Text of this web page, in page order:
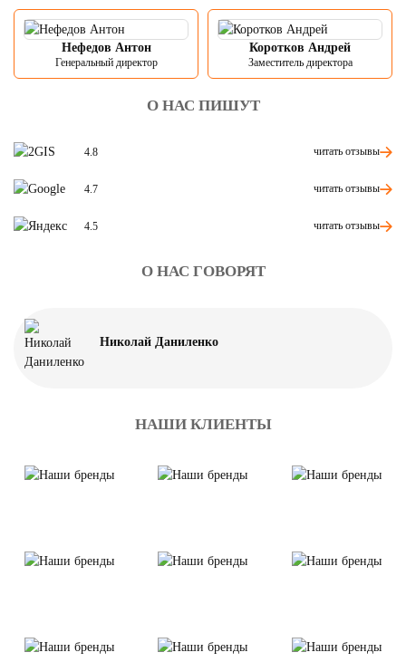
Нефедов Антон
Генеральный директор
Коротков Андрей
Заместитель директора
О НАС ПИШУТ
4.8 читать отзывы
4.7 читать отзывы
4.5 читать отзывы
О НАС ГОВОРЯТ
Николай Даниленко
НАШИ КЛИЕНТЫ